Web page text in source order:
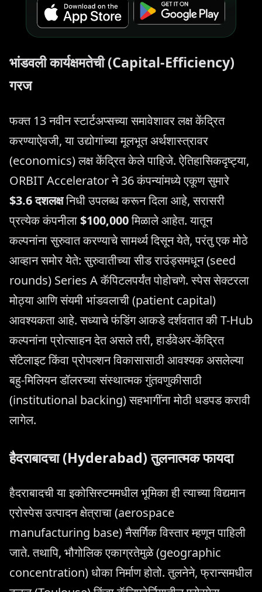
भांडवली कार्यक्षमतेची (Capital-Efficiency)
गरज
फक्त 13 नवीन स्टार्टअप्सच्या समावेशावर लक्ष केंद्रित
करण्याऐवजी, या उद्योगांच्या मूलभूत अर्थशास्त्रावर
(economics) लक्ष केंद्रित केले पाहिजे. ऐतिहासिकदृष्ट्या,
ORBIT Accelerator ने 36 कंपन्यांमध्ये एकूण सुमारे
$3.6 दशलक्षनिधी उपलब्ध करून दिला आहे, सरासरी
प्रत्येक कंपनीला$100,000मिळाले आहेत. यातून
कल्पनांना सुरुवात करण्याचे सामर्थ्य दिसून येते, परंतु एक मोठे
आव्हान समोर येते: सुरुवातीच्या सीड राउंड्समधून (seed
rounds) Series A कॅपिटलपर्यंत पोहोचणे. स्पेस सेक्टरला
मोठ्या आणि संयमी भांडवलाची (patient capital)
आवश्यकता आहे. सध्याचे फंडिंग आकडे दर्शवतात की T-Hub
कल्पनांना प्रोत्साहन देत असले तरी, हार्डवेअर-केंद्रित
सॅटेलाइट किंवा प्रोपल्शन विकासासाठी आवश्यक असलेल्या
बहु-मिलियन डॉलरच्या संस्थात्मक गुंतवणुकीसाठी
(institutional backing) सहभागींना मोठी धडपड करावी
लागेल.
हैदराबादचा (Hyderabad) तुलनात्मक फायदा
हैदराबादची या इकोसिस्टममधील भूमिका ही त्याच्या विद्यमान
एरोस्पेस उत्पादन क्षेत्राचा (aerospace
manufacturing base) नैसर्गिक विस्तार म्हणून पाहिली
जाते. तथापि, भौगोलिक एकाग्रतेमुळे (geographic
concentration) धोका निर्माण होतो. तुलनेने, फ्रान्समधील